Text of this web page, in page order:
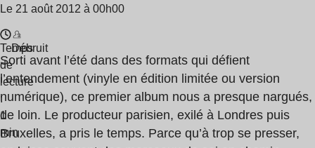
Le 21 août 2012 à 00h00
Temps
de
lecture
:
1
min
Débruit
Sorti avant l’été dans des formats qui défient
l’entendement (vinyle en édition limitée ou version
numérique), ce premier album nous a presque nargués,
de loin. Le producteur parisien, exilé à Londres puis
Bruxelles, a pris le temps. Parce qu’à trop se presser,